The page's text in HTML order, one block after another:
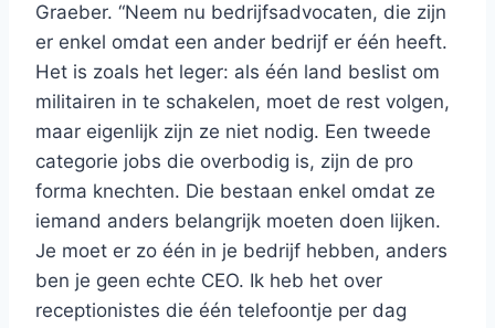
Graeber. “Neem nu bedrijfsadvocaten, die zijn
er enkel omdat een ander bedrijf er één heeft.
Het is zoals het leger: als één land beslist om
militairen in te schakelen, moet de rest volgen,
maar eigenlijk zijn ze niet nodig. Een tweede
categorie jobs die overbodig is, zijn de pro
forma knechten. Die bestaan enkel omdat ze
iemand anders belangrijk moeten doen lijken.
Je moet er zo één in je bedrijf hebben, anders
ben je geen echte CEO. Ik heb het over
receptionistes die één telefoontje per dag